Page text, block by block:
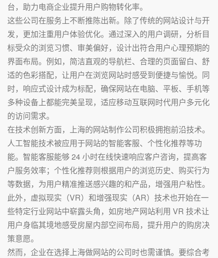
台，助力电商企业提升用户购物转化率。
这些公司在服务上不断推陈出新。除了传统的网站设计与开
发，更加注重用户体验优化。通过深入的用户调研，分析目
标受众的浏览习惯、审美偏好，设计出符合用户心理预期的
界面布局。例如，简洁直观的导航栏、合理的页面留白、舒
适的色彩搭配，让用户在浏览网站时感受到便捷与愉悦。同
时，响应式设计成为标配，确保网站在电脑、平板、手机等
多种设备上都能完美呈现，适应移动互联网时代用户多元化
的访问需求。
在技术创新方面，上海的网站制作公司积极拥抱前沿技术。
人工智能技术被应用于网站的智能客服、个性化推荐等功
能。智能客服能够 24 小时在线快速响应客户咨询，提高客
户服务效率；个性化推荐则根据用户的浏览历史、购买行为
等数据，为用户精准推送感兴趣的和产品，增强用户粘性。
此外，虚拟现实（VR）和增强现实（AR）技术也开始在一
些特定行业网站中崭露头角，如房地产网站利用 VR 技术让
用户身临其境地感受房屋内部空间布局，提升用户的购房决
策意愿。
然而，企业在选择上海做网站的公司时也需谨慎。要综合考